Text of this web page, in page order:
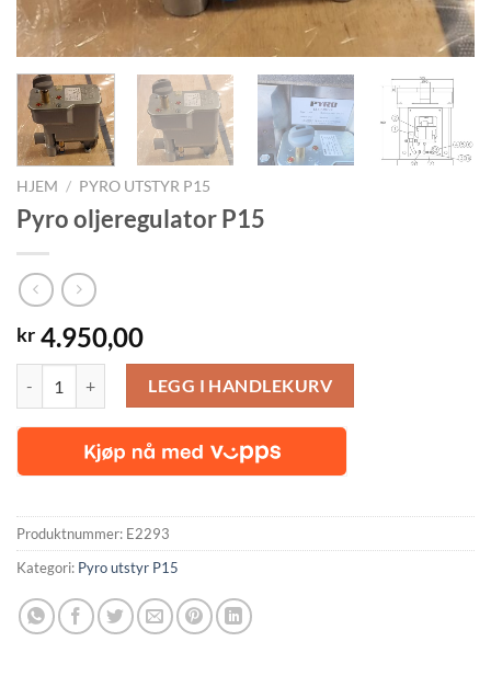
HJEM / PYRO UTSTYR P15
Pyro oljeregulator P15
kr 4.950,00
Pyro oljeregulator P15 antallLEGG I HANDLEKURV
Produktnummer: E2293
Kategori: Pyro utstyr P15